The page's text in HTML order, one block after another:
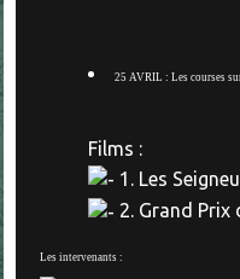
25 AVRIL : Les courses
Films :
1. Les
2. Grand Prix
Les intervenants :